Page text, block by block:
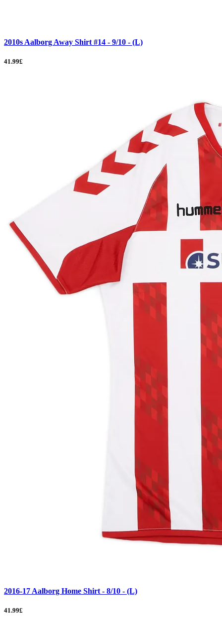
2010s Aalborg Away Shirt #14 - 9/10 - (L)
41.99£
2016-17 Aalborg Home Shirt - 8/10 - (L)
41.99£